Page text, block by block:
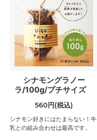
シナモングラノー
ラ/100g/プチサイズ
560円(税込)
シナモン好きにはたまらない！牛
乳との組み合わせは最高です。